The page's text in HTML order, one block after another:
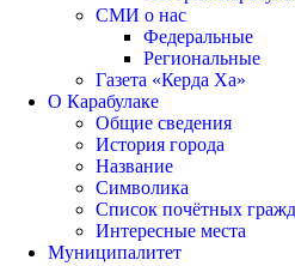
СМИ о нас
Федеральные
Региональные
Газета «Керда Ха»
О Карабулаке
Общие сведения
История города
Название
Символика
Список почётных
Интересные места
Муниципалитет